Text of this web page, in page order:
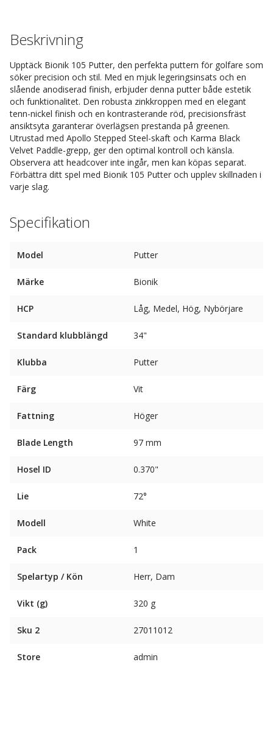
Beskrivning
Upptäck Bionik 105 Putter, den perfekta puttern för golfare som
söker precision och stil. Med en mjuk legeringsinsats och en
slående anodiserad finish, erbjuder denna putter både estetik
och funktionalitet. Den robusta zinkkroppen med en elegant
tenn-nickel finish och en kontrasterande röd, precisionsfräst
ansiktsyta garanterar överlägsen prestanda på greenen.
Utrustad med Apollo Stepped Steel-skaft och Karma Black
Velvet Paddle-grepp, ger den optimal kontroll och känsla.
Observera att headcover inte ingår, men kan köpas separat.
Förbättra ditt spel med Bionik 105 Putter och upplev skillnaden i
varje slag.
Specifikation
Model Putter
Märke Bionik
HCP Låg, Medel, Hög, Nybörjare
Standard klubblängd 34"
Klubba Putter
Färg Vit
Fattning Höger
Blade Length 97 mm
Hosel ID 0.370"
Lie 72°
Modell White
Pack 1
Spelartyp / Kön Herr, Dam
Vikt (g) 320 g
Sku 2 27011012
Store admin